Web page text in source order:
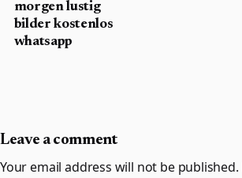
morgen lustig
bilder kostenlos
whatsapp
Leave a comment
Your email address will not be published.